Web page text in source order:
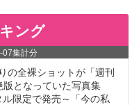
ング
07集計分
の全裸ショットが「週刊
となっていた写真集
ル限定で発売～「今の私